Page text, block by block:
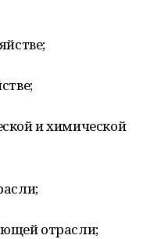
и химической
отрасли;